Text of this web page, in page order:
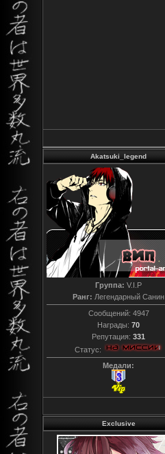
Akatsuki_legend
Группа: V.I.P
Ранг: Легендарный Санин
Сообщений: 4947
Награды: 70
Репутация: 331
Статус:
Медали:
Exclusive